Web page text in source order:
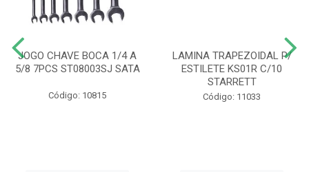
JOGO CHAVE BOCA 1/4 A
5/8 7PCS ST08003SJ SATA
Código: 10815
LAMINA TRAPEZOIDAL P/
ESTILETE KS01R C/10
STARRETT
Código: 11033